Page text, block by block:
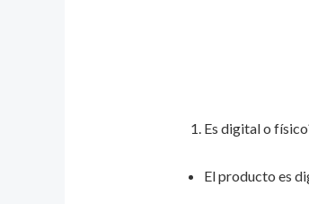
Es digital o
El producto es